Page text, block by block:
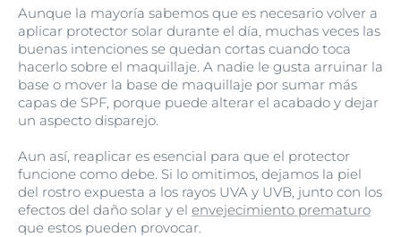
Aunque la mayoría sabemos que es necesario volver a
aplicar protector solar durante el día, muchas veces las
buenas intenciones se quedan cortas cuando toca
hacerlo sobre el maquillaje. A nadie le gusta arruinar la
base o mover la base de maquillaje por sumar más
capas de SPF, porque puede alterar el acabado y dejar
un aspecto disparejo.
Aun así, reaplicar es esencial para que el protector
funcione como debe. Si lo omitimos, dejamos la piel
del rostro expuesta a los rayos UVA y UVB, junto con los
efectos del daño solar y el envejecimiento prematuro
que estos pueden provocar.